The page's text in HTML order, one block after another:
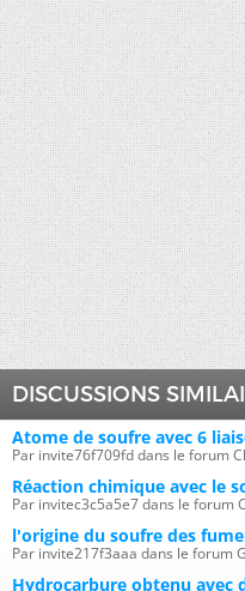
DISCUSSIONS
Atome de soufre avec 6
Par invite76f709fd dans le forum
Réaction chimique avec le
Par invitec3c5a5e7 dans le forum
l'origine du soufre des
Par invite217f3aaa dans le forum
Hydrocarbure obtenu avec